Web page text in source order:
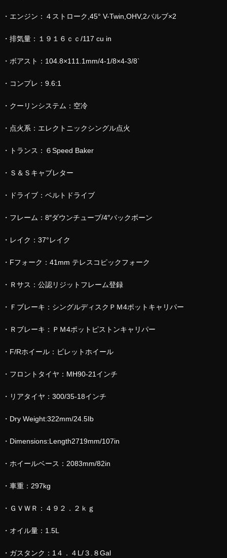
・エンジン：４ストローク,45° V-Twin,OHV,2バルブ×2
・排気量：１９１６ｃｃ/117 cu in
・ボアスト：104.8×111.1mm/4-1/8×4-3/8`
・コンプレ：9.6:1
・クーリンシステム：空冷
・点火系：エレクトニックシングル点火
・トランス：６Speed Baker
・Ｓ＆Ｓキャブレター
・ドライブ：ベルトドライブ
・フレーム：8″ダウンチューブ/4″バックボーン
・レイク：37°レイク
・Fフォーク：41mm テレスコピックフォーク
・Ｒサス：公認リジットフレーム登録
・Ｆブレーキ：シングルディスクＰＭ4ポットキャリパー
・Ｒブレーキ：ＰＭ4ポットピストンキャリパー
・F/Rホイール：ビレットホイール
・フロントタイヤ：MH90-21インチ
・リアタイヤ：300/35-18インチ
・Dry Weight:322mm/24.5Ib
・Dimensions:Length2719mm/107in
・ホイールベース：2083mm/82in
・車重：297kg
・ＧＶＷＲ：４９２．２ｋｇ
・オイル量：1.5L
・ガスタンク：1４．４L/３.８Gal